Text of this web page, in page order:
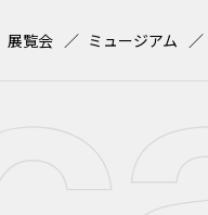
展覧会 ミュージアム